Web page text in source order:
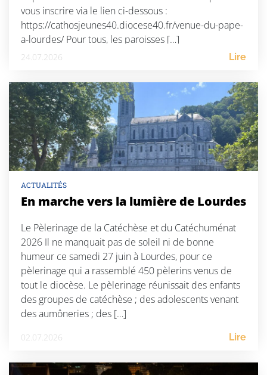
vous inscrire via le lien ci-dessous :
https://cathosjeunes40.diocese40.fr/venue-du-pape-
a-lourdes/ Pour tous, les paroisses […]
24.07.2026 Lire
ACTUALITÉS
En marche vers la lumière de Lourdes
Le Pèlerinage de la Catéchèse et du Catéchuménat
2026 Il ne manquait pas de soleil ni de bonne
humeur ce samedi 27 juin à Lourdes, pour ce
pèlerinage qui a rassemblé 450 pèlerins venus de
tout le diocèse. Le pèlerinage réunissait des enfants
des groupes de catéchèse ; des adolescents venant
des aumôneries ; des […]
02.07.2026 Lire